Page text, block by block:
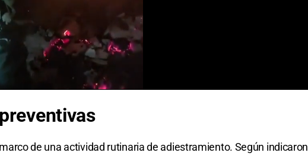
de una actividad rutinaria de adiestramiento. Según indicaron